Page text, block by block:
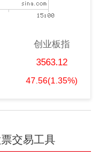
创业板指
3563.12
47.56(1.35%)
交易工具